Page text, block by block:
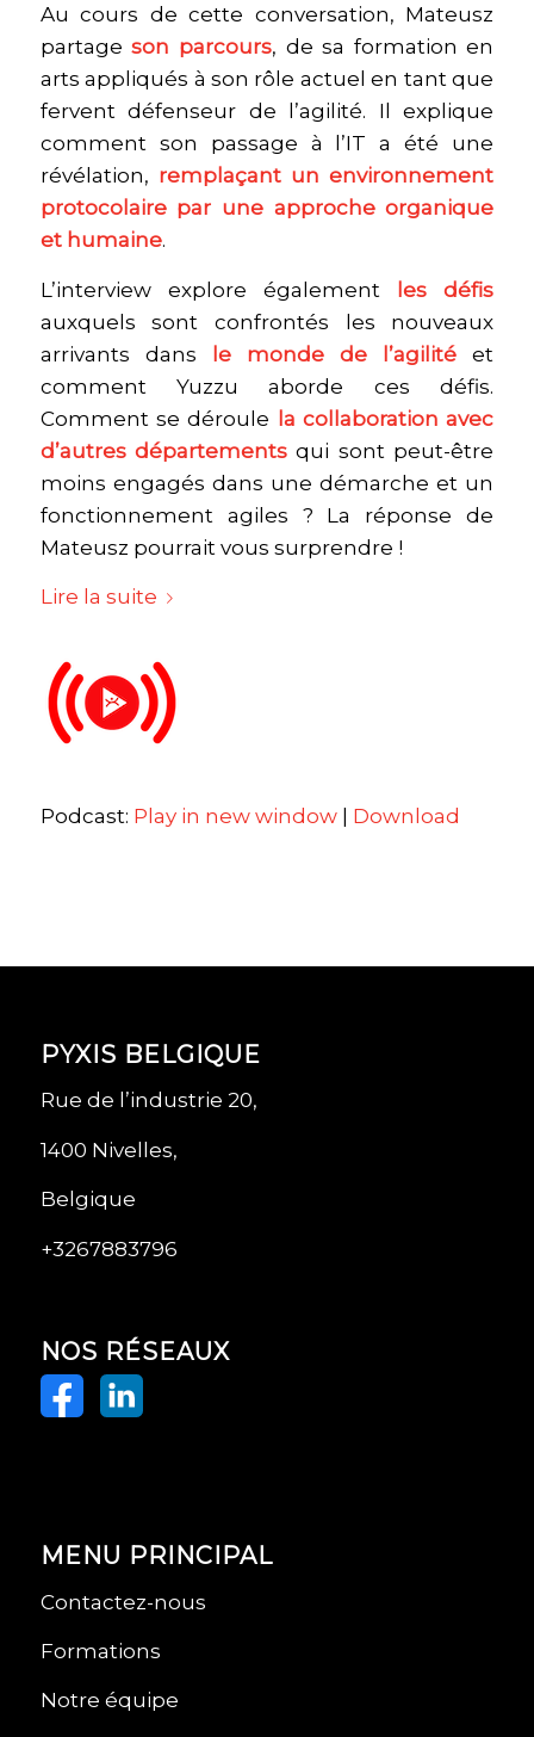
Au cours de cette conversation, Mateusz
partageson parcours, de sa formation en
arts appliqués à son rôle actuel en tant que
fervent défenseur de l’agilité. Il explique
comment son passage à l’IT a été une
révélation, remplaçant un environnement
protocolaire par une approche organique
et humaine.
L’interview explore également les défis
auxquels sont confrontés les nouveaux
arrivants dans
le monde de l’agilité et
comment Yuzzu aborde ces défis.
Comment se déroule la collaboration avec
d’autres départements qui sont peut-être
moins engagés dans une démarche et un
fonctionnement agiles ? La réponse de
Mateusz pourrait vous surprendre !
Lire la suite
Podcast: Play in new window| Download
PYXIS BELGIQUE
Rue de l’industrie 20,
1400 Nivelles,
Belgique
+3267883796
NOS RÉSEAUX
MENU PRINCIPAL
Contactez-nous
Formations
Notre équipe